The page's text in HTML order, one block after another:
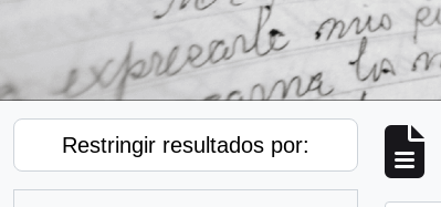
Restringir resultados por: